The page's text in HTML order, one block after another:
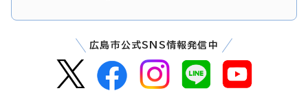
広島市公式SNS情報発信中